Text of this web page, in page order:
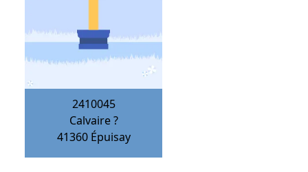
2410045
Calvaire ?
41360 Épuisay